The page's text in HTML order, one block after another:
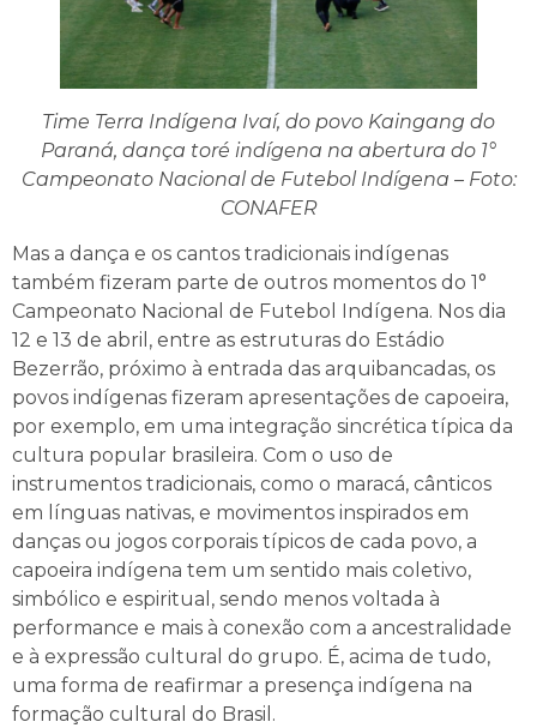
Time Terra Indígena Ivaí, do povo Kaingang do
Paraná, dança toré indígena na abertura do 1°
Campeonato Nacional de Futebol Indígena – Foto:
CONAFER
Mas a dança e os cantos tradicionais indígenas
também fizeram parte de outros momentos do 1°
Campeonato Nacional de Futebol Indígena. Nos dia
12 e 13 de abril, entre as estruturas do Estádio
Bezerrão, próximo à entrada das arquibancadas, os
povos indígenas fizeram apresentações de capoeira,
por exemplo, em uma integração sincrética típica da
cultura popular brasileira. Com o uso de
instrumentos tradicionais, como o maracá, cânticos
em línguas nativas, e movimentos inspirados em
danças ou jogos corporais típicos de cada povo, a
capoeira indígena tem um sentido mais coletivo,
simbólico e espiritual, sendo menos voltada à
performance e mais à conexão com a ancestralidade
e à expressão cultural do grupo. É, acima de tudo,
uma forma de reafirmar a presença indígena na
formação cultural do Brasil.